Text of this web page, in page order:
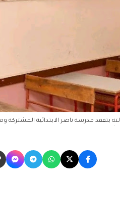
بتفقد مدرسة ناصر الابتدائية المشتركة